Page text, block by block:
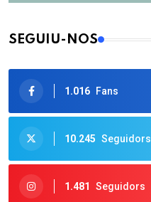
SEGUIU-NOS
1.016 Fans
10.245 Seguidors
1.481 Seguidors